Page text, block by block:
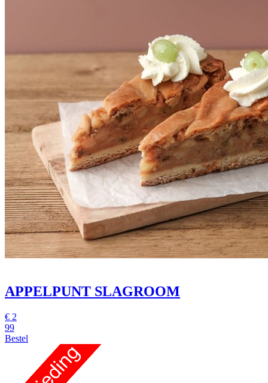
APPELPUNT SLAGROOM
€ 2
99
Bestel